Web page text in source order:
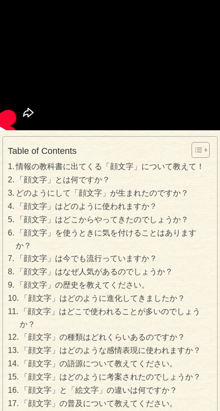
Table of Contents
情報の教科書に出てくる「顔文字」について教えて！
「顔文字」とは何ですか？
どのようにして「顔文字」が生まれたのですか？
「顔文字」はどのように使われますか？
「顔文字」はどこからやってきたのでしょうか？
「顔文字」を使うときに気を付けることはあります
か？
「顔文字」は今でも流行っていますか？
「顔文字」はなぜ人気があるのでしょうか？
「顔文字」の歴史を教えてください。
「顔文字」はどのように進化してきましたか？
「顔文字」はどこで使われることが多いのでしょう
か？
「顔文字」の種類はどれくらいあるのですか？
「顔文字」はどのような感情表現に使われますか？
「顔文字」の語源について教えてください。
「顔文字」はどのように考案されたのでしょうか？
「顔文字」と「絵文字」の違いは何ですか？
「顔文字」の普及について教えてください。